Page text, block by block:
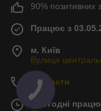
90% позитивних з
Працює з
м. Київ
Вулиця
Контакти
Сьогодні